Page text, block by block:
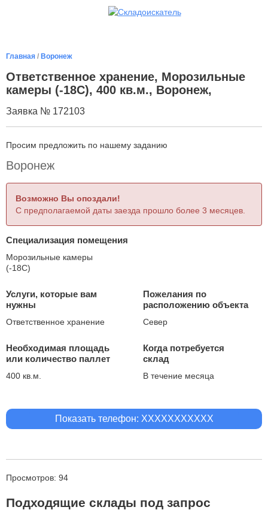
Главная / Воронеж
Ответственное хранение, Морозильные
камеры (-18С), 400 кв.м., Воронеж,
Заявка № 172103
Просим предложить по нашему заданию
Воронеж
Возможно Вы опоздали!
С предполагаемой даты заезда прошло более 3 месяцев.
Специализация помещения
Морозильные камеры
(-18С)
Услуги, которые вам
нужны
Ответственное хранение
Необходимая площадь
или количество паллет
400 кв.м.
Пожелания по
расположению объекта
Север
Когда потребуется
склад
В течение месяца
Показать телефон: XXXXXXXXXXX
Просмотров: 94
Подходящие склады под запрос